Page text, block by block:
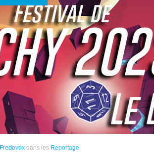
Fredovox dans les Reportage